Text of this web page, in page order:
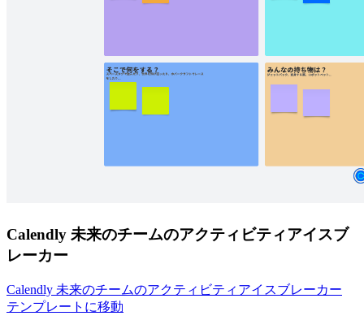
Calendly 未来のチームのアクティビティアイスブ
レーカー
Calendly 未来のチームのアクティビティアイスブレーカー
テンプレートに移動